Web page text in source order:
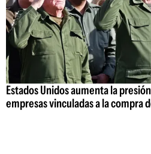
Estados Unidos aumenta la
empresas vinculadas a la compra